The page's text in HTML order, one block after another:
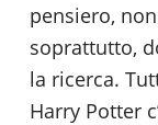
pensiero,
soprattutto,
la ricerca.
Harry Potter